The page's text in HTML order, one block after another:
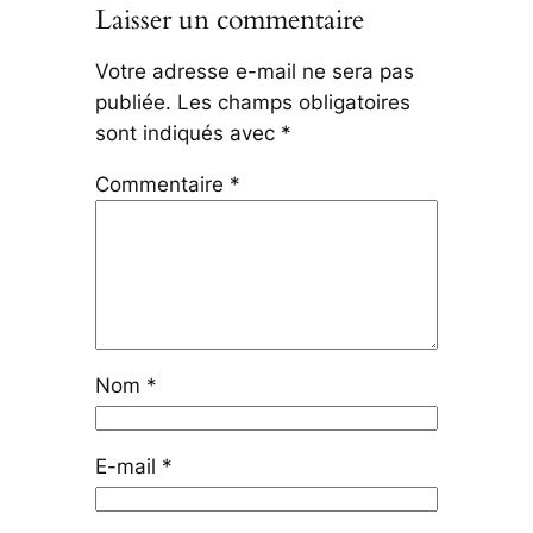
Laisser un commentaire
Votre adresse e-mail ne sera pas
publiée. Les champs obligatoires
sont indiqués avec *
Commentaire *
Nom *
E-mail *